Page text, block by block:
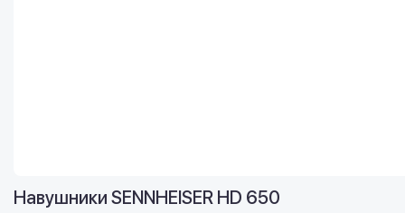
Навушники SENNHEISER HD 650